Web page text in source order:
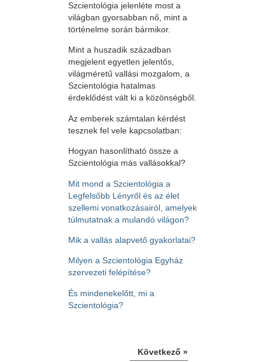
Szcientológia jelenléte most a
világban gyorsabban nő, mint a
történelme során bármikor.
Mint a huszadik században
megjelent egyetlen jelentős,
világméretű vallási mozgalom, a
Szcientológia hatalmas
érdeklődést vált ki a közönségből.
Az emberek számtalan kérdést
tesznek fel vele kapcsolatban:
Hogyan hasonlítható össze a
Szcientológia más vallásokkal?
Mit mond a Szcientológia a
Legfelsőbb Lényről és az élet
szellemi vonatkozásairól, amelyek
túlmutatnak a mulandó világon?
Mik a vallás alapvető gyakorlatai?
Milyen a Szcientológia Egyház
szervezeti felépítése?
És mindenekelőtt, mi a
Szcientológia?
Következő »